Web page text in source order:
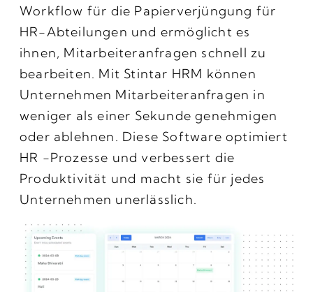
Workflow für die Papierverjüngung für
HR-Abteilungen und ermöglicht es
ihnen, Mitarbeiteranfragen schnell zu
bearbeiten. Mit Stintar HRM können
Unternehmen Mitarbeiteranfragen in
weniger als einer Sekunde genehmigen
oder ablehnen. Diese Software optimiert
HR -Prozesse und verbessert die
Produktivität und macht sie für jedes
Unternehmen unerlässlich.